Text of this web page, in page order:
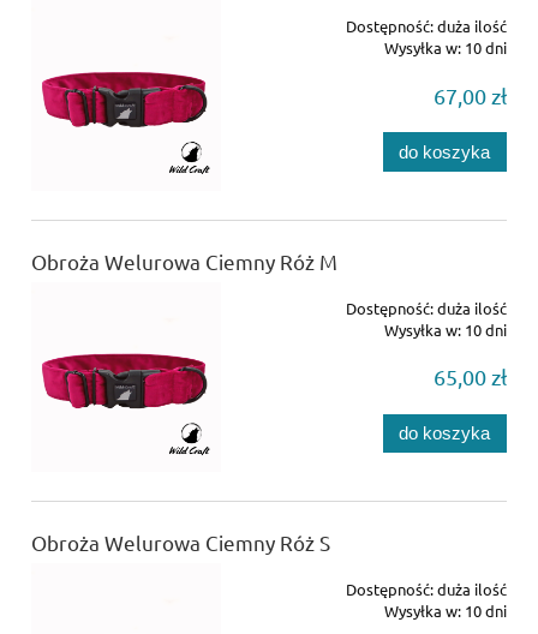
Dostępność:duża ilość
Wysyłka w: 10 dni
67,00 zł
do koszyka
Obroża Welurowa Ciemny Róż M
Dostępność:duża ilość
Wysyłka w: 10 dni
65,00 zł
do koszyka
Obroża Welurowa Ciemny Róż S
Dostępność:duża ilość
Wysyłka w: 10 dni